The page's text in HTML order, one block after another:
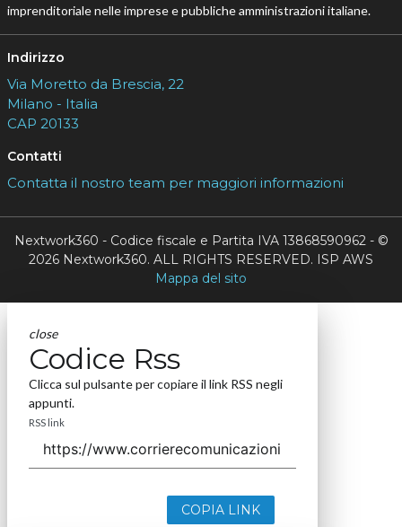
imprenditoriale nelle imprese e pubbliche amministrazioni italiane.
Indirizzo
Via Moretto da Brescia, 22
Milano - Italia
CAP 20133
Contatti
Contatta il nostro team per maggiori informazioni
Nextwork360 - Codice fiscale e Partita IVA 13868590962 - ©
2026 Nextwork360. ALL RIGHTS RESERVED. ISP AWS
Mappa del sito
close
Codice Rss
Clicca sul pulsante per copiare il link RSS negli
appunti.
RSS link
COPIA LINK